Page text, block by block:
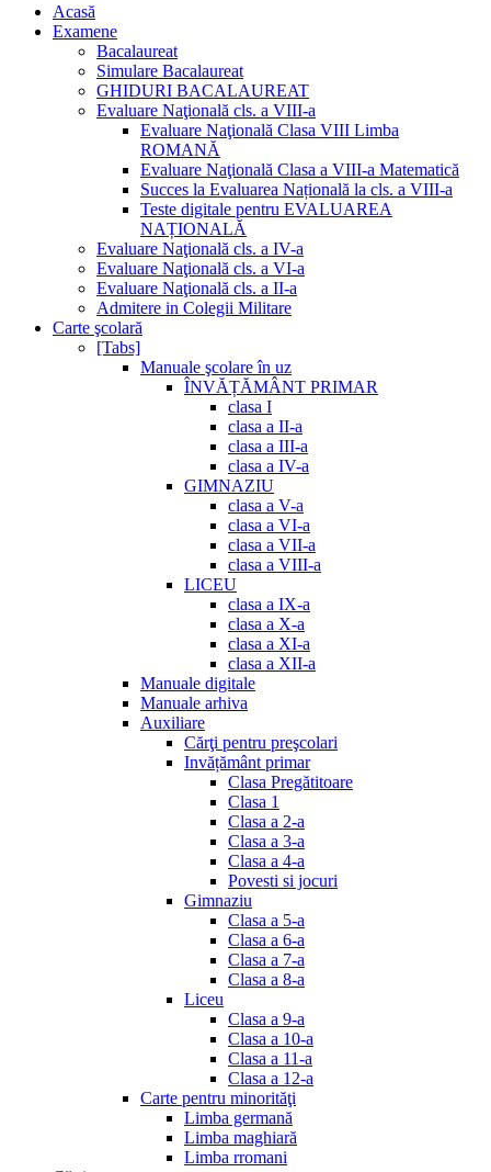
Acasă
Examene
Bacalaureat
Simulare Bacalaureat
GHIDURI BACALAUREAT
Evaluare Naţională cls. a VIII-a
Evaluare Naţională Clasa VIII Limba
ROMANĂ
Evaluare Naţională Clasa a VIII-a Matematică
Succes la Evaluarea Națională la cls. a VIII-a
Teste digitale pentru EVALUAREA
NAȚIONALĂ
Evaluare Naţională cls. a IV-a
Evaluare Naţională cls. a VI-a
Evaluare Naţională cls. a II-a
Admitere in Colegii Militare
Carte şcolară
[Tabs]
Manuale şcolare în uz
ÎNVĂȚĂMÂNT PRIMAR
clasa I
clasa a II-a
clasa a III-a
clasa a IV-a
GIMNAZIU
clasa a V-a
clasa a VI-a
clasa a VII-a
clasa a VIII-a
LICEU
clasa a IX-a
clasa a X-a
clasa a XI-a
clasa a XII-a
Manuale digitale
Manuale arhiva
Auxiliare
Cărţi pentru preşcolari
Invățământ primar
Clasa Pregătitoare
Clasa 1
Clasa a 2-a
Clasa a 3-a
Clasa a 4-a
Povesti si jocuri
Gimnaziu
Clasa a 5-a
Clasa a 6-a
Clasa a 7-a
Clasa a 8-a
Liceu
Clasa a 9-a
Clasa a 10-a
Clasa a 11-a
Clasa a 12-a
Carte pentru minorităţi
Limba germană
Limba maghiară
Limba rromani